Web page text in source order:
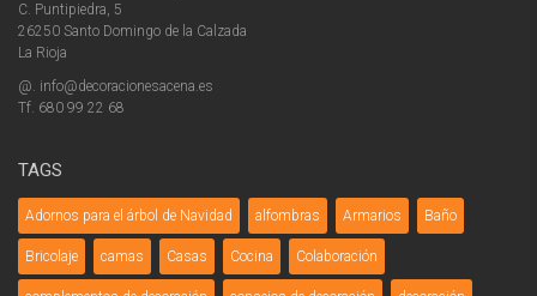
C. Puntipiedra, 5
26250 Santo Domingo de la Calzada
La Rioja
@. info@decoracionesacena.es
Tf. 680 99 22 68
TAGS
Adornos para el árbol de Navidad alfombras Armarios Baño
Bricolaje camas Casas Cocina Colaboración